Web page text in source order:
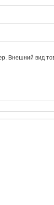
Внешний вид